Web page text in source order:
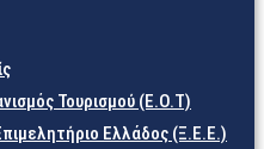
Τουρισμού (Ε.Ο.Τ)
Ελλάδος (Ξ.Ε.Ε.)